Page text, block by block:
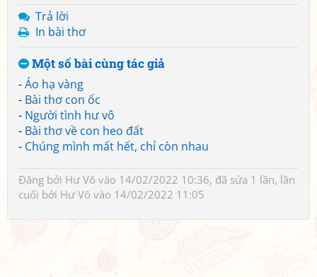
Trả lời
In bài thơ
Một số bài cùng tác giả
-Áo hạ vàng
- Bài thơ con ốc
- Người tình hư vô
- Bài thơ về con heo đất
- Chúng mình mất hết, chỉ còn nhau
Đăng bởi Hư Vô vào 14/02/2022 10:36, đã sửa 1 lần, lần
cuối bởi Hư Vô vào 14/02/2022 11:05